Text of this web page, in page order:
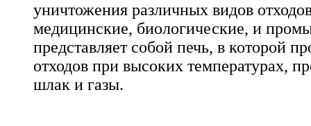
уничтожения различных видов
медицинские, биологические, и
представляет собой печь, в которой
отходов при высоких температурах,
шлак и газы.